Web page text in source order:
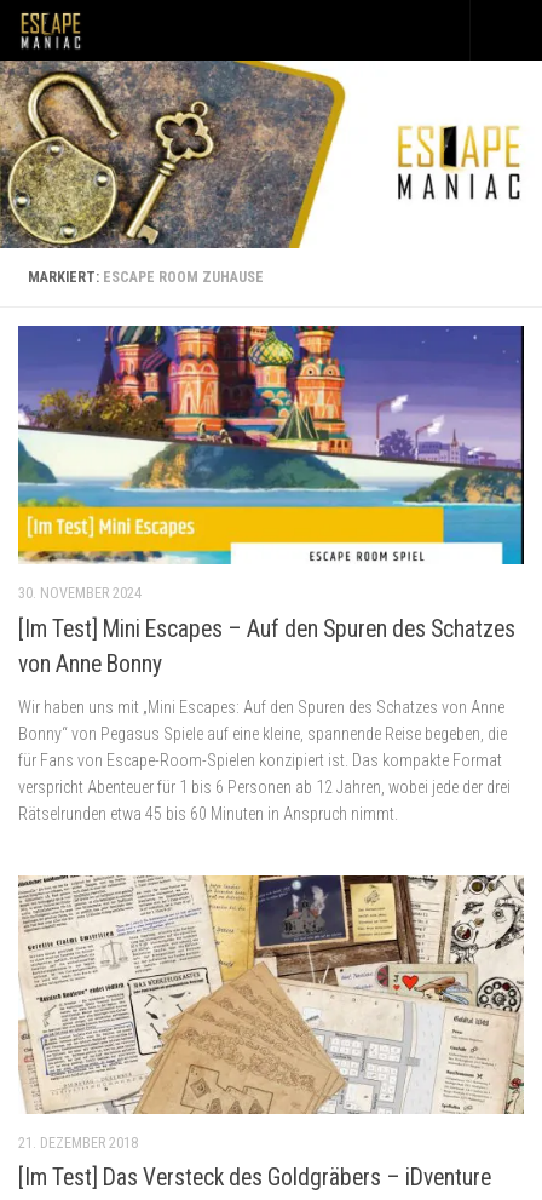
Unter dem Inhalt
MARKIERT: ESCAPE ROOM ZUHAUSE
30. NOVEMBER 2024
[Im Test] Mini Escapes – Auf den Spuren des Schatzes
von Anne Bonny
Wir haben uns mit „Mini Escapes: Auf den Spuren des Schatzes von Anne
Bonny“ von Pegasus Spiele auf eine kleine, spannende Reise begeben, die
für Fans von Escape-Room-Spielen konzipiert ist. Das kompakte Format
verspricht Abenteuer für 1 bis 6 Personen ab 12 Jahren, wobei jede der drei
Rätselrunden etwa 45 bis 60 Minuten in Anspruch nimmt.
21. DEZEMBER 2018
[Im Test] Das Versteck des Goldgräbers – iDventure